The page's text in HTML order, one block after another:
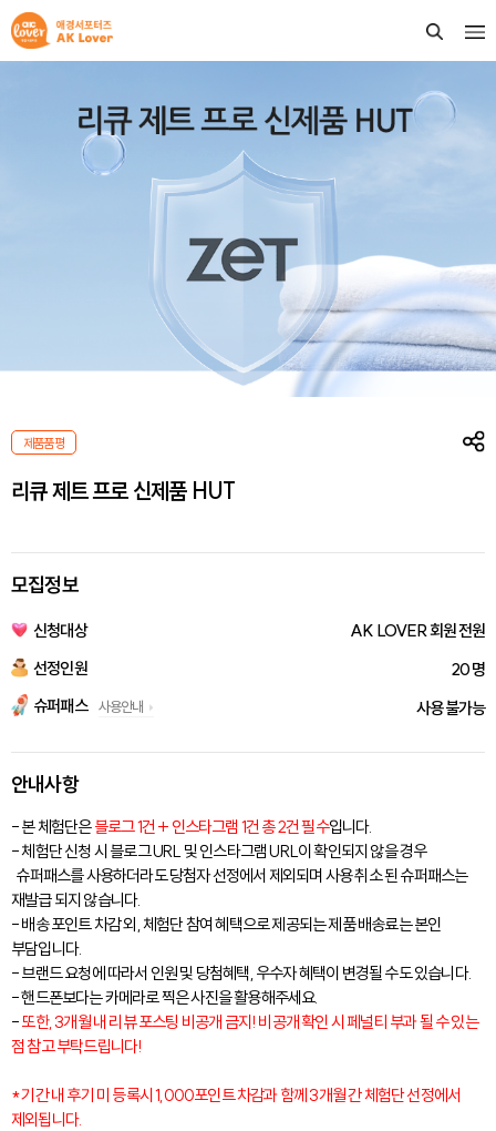
제품품평
리큐 제트 프로 신제품 HUT
모집정보
신청대상
AK LOVER 회원 전원
선정인원
20 명
슈퍼패스
사용안내 사용 불가능
안내사항
- 본 체험단은블로그 1건 + 인스타그램 1건 총 2건 필수입니다.
- 체험단 신청 시 블로그 URL 및 인스타그램 URL이 확인되지 않을 경우
슈퍼패스를 사용하더라도 당첨자 선정에서 제외되며 사용 취소 된 슈퍼패스는
재발급 되지 않습니다.
- 배송 포인트 차감 외, 체험단 참여 혜택으로 제공되는 제품 배송료는 본인
부담입니다.
- 브랜드 요청에 따라서 인원 및 당첨혜택, 우수자 혜택이 변경될 수도 있습니다.
- 핸드폰보다는 카메라로 찍은 사진을 활용해주세요.
-또한, 3개월 내 리뷰 포스팅 비공개 금지! 비공개 확인 시 페널티 부과 될 수 있는
점 참고 부탁드립니다!
* 기간 내 후기 미 등록시 1,000포인트 차감과 함께 3개월 간 체험단 선정에서
제외됩니다.